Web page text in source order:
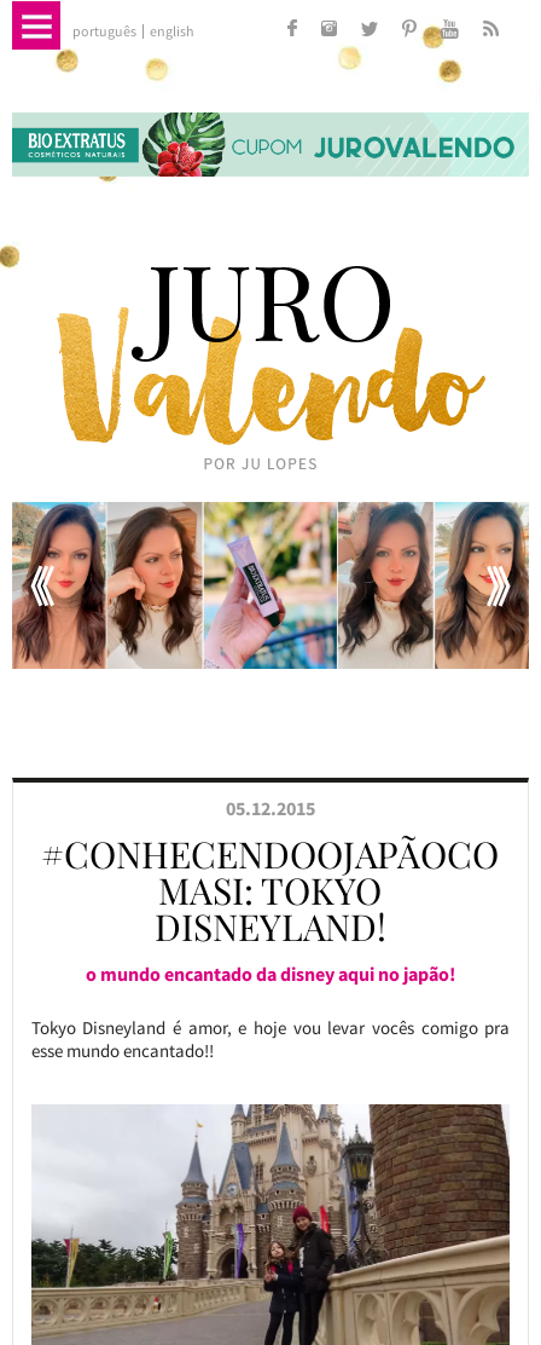
português english
05.12.2015
#CONHECENDOOJAPÃOCO
MASI: TOKYO
DISNEYLAND!
o mundo encantado da disney aqui no japão!
Tokyo Disneyland é amor, e hoje vou levar vocês comigo pra
esse mundo encantado!!